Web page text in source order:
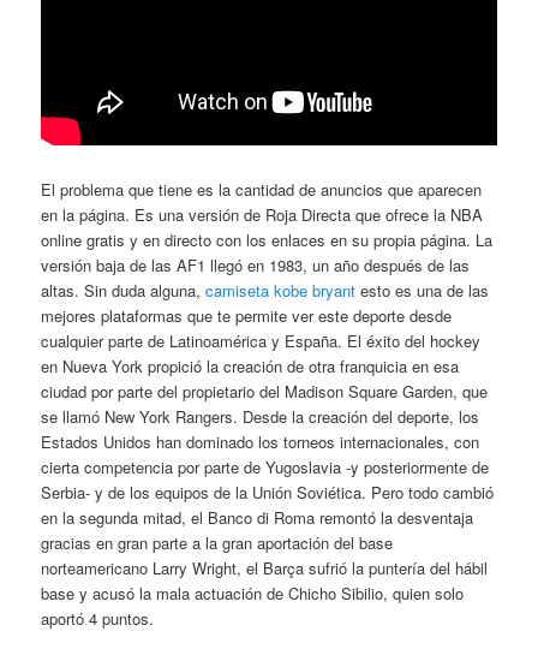
El problema que tiene es la cantidad de anuncios que aparecen
en la página. Es una versión de Roja Directa que ofrece la NBA
online gratis y en directo con los enlaces en su propia página. La
versión baja de las AF1 llegó en 1983, un año después de las
altas. Sin duda alguna,camiseta kobe bryant esto es una de las
mejores plataformas que te permite ver este deporte desde
cualquier parte de Latinoamérica y España. El éxito del hockey
en Nueva York propició la creación de otra franquicia en esa
ciudad por parte del propietario del Madison Square Garden, que
se llamó New York Rangers. Desde la creación del deporte, los
Estados Unidos han dominado los torneos internacionales, con
cierta competencia por parte de Yugoslavia -y posteriormente de
Serbia- y de los equipos de la Unión Soviética. Pero todo cambió
en la segunda mitad, el Banco di Roma remontó la desventaja
gracias en gran parte a la gran aportación del base
norteamericano Larry Wright, el Barça sufrió la puntería del hábil
base y acusó la mala actuación de Chicho Sibilio, quien solo
aportó 4 puntos.